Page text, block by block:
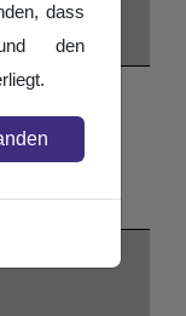
dass
den